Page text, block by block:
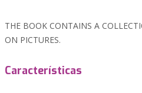
THE BOOK CONTAINS A
ON PICTURES.
Características